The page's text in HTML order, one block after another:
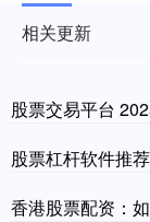
相关更新
股票交易平台
股票杠杆软件推
香港股票配资：